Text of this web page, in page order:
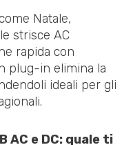
Natale,
strisce AC
rapida con
plug-in elimina la
ideali per gli
AC e DC: quale ti